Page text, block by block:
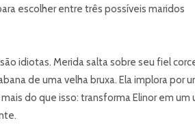
escolher entre três possíveis maridos
idiotas. Merida salta sobre seu fiel
de uma velha bruxa. Ela implora por
do que isso: transforma Elinor em um